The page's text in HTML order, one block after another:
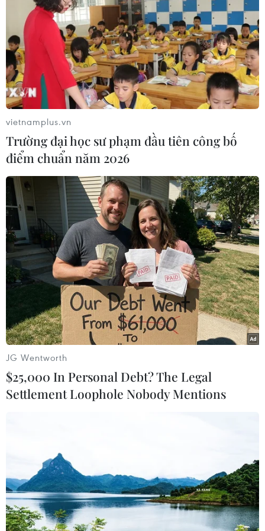
(TTXVN/Vietnam+)
#Tổ chức Cứu trợ trẻ em
#Thời tiết cực đoan
#Biến đổi khí hậu
#Nắng nóng kéo dài
#Lũ lụt
#Hạn hán
Theo dõi VietnamPlus
vietnamplus.vn
Trường đại học sư phạm đầu tiên công bố
điểm chuẩn năm 2026
JG Wentworth
$25,000 In Personal Debt? The Legal
Settlement Loophole Nobody Mentions